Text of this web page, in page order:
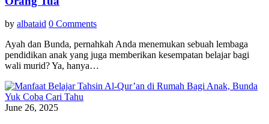
by albataid 0 Comments
Ayah dan Bunda, pernahkah Anda menemukan sebuah lembaga
pendidikan anak yang juga memberikan kesempatan belajar bagi
wali murid? Ya, hanya…
June 26, 2025